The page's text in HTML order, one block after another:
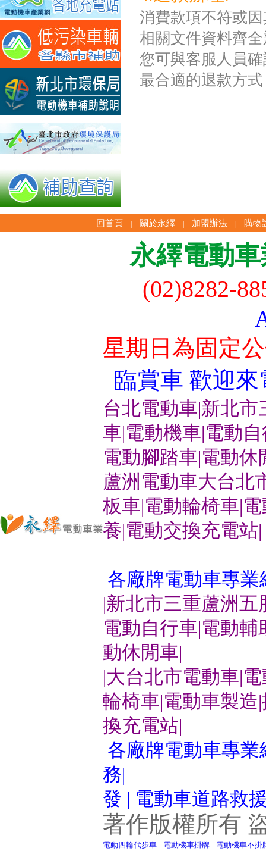
消費款項不符或
相關文件資料齊
您可與客服人員
最合適的退款方
回首頁 | 關於永繹 | 加盟辦法 | 購物
永繹電動
(02)8282-
星期日為固定
臨賞車 歡迎來
台北電動車|新北
車|電動機車|電動
電動腳踏車|電動休
蘆洲電動車大台北
板車|電動輪椅車|
養|電動交換充電站|
各廠牌電動車專業
|新北市三重蘆洲
電動自行車|電動
動休閒車|
|大台北市電動車|
輪椅車|電動車製造
換充電站|
各廠牌電動車專
務|
發 | 電動車道路救
著作版權所有
電動四輪代步車 | 電動機車掛牌 | 電動機車不掛